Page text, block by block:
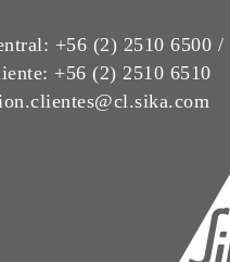
+56 (2) 2510 6500 /
+56 (2) 2510 6510